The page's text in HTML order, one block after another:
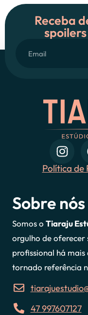
Receba
Política de
Sobre nós
Somos o Tiaraju
orgulho de
profissional há mais
tornado referência
47 997607127